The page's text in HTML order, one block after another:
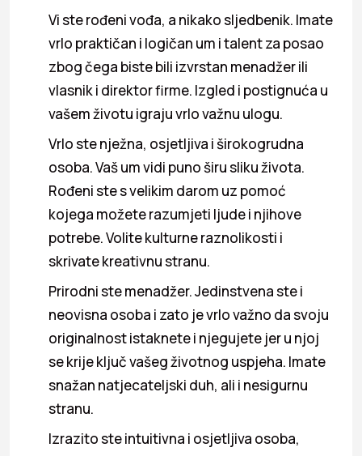
Vi ste rođeni vođa, a nikako sljedbenik. Imate
vrlo praktičan i logičan um i talent za posao
zbog čega biste bili izvrstan menadžer ili
vlasnik i direktor firme. Izgled i postignuća u
vašem životu igraju vrlo važnu ulogu.
Vrlo ste nježna, osjetljiva i širokogrudna
osoba. Vaš um vidi puno širu sliku života.
Rođeni ste s velikim darom uz pomoć
kojega možete razumjeti ljude i njihove
potrebe. Volite kulturne raznolikosti i
skrivate kreativnu stranu.
Prirodni ste menadžer. Jedinstvena ste i
neovisna osoba i zato je vrlo važno da svoju
originalnost istaknete i njegujete jer u njoj
se krije ključ vašeg životnog uspjeha. Imate
snažan natjecateljski duh, ali i nesigurnu
stranu.
Izrazito ste intuitivna i osjetljiva osoba,